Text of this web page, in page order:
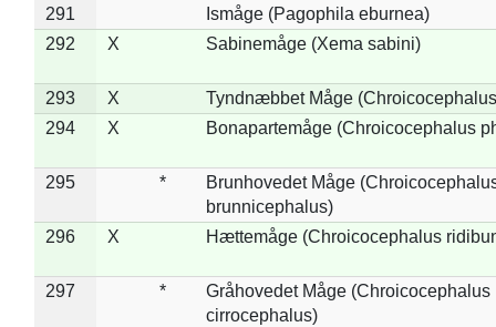
291
Ismåge (Pagophila eburnea)
292
X Sabinemåge (Xema sabini)
293 X
Tyndnæbbet Måge
294
X Bonapartemåge (Chroicocephalus
295 *
Brunhovedet Måge
brunnicephalus)
296
X Hættemåge (Chroicocephalus
297 *
Gråhovedet Måge (Chroicocephalus
cirrocephalus)